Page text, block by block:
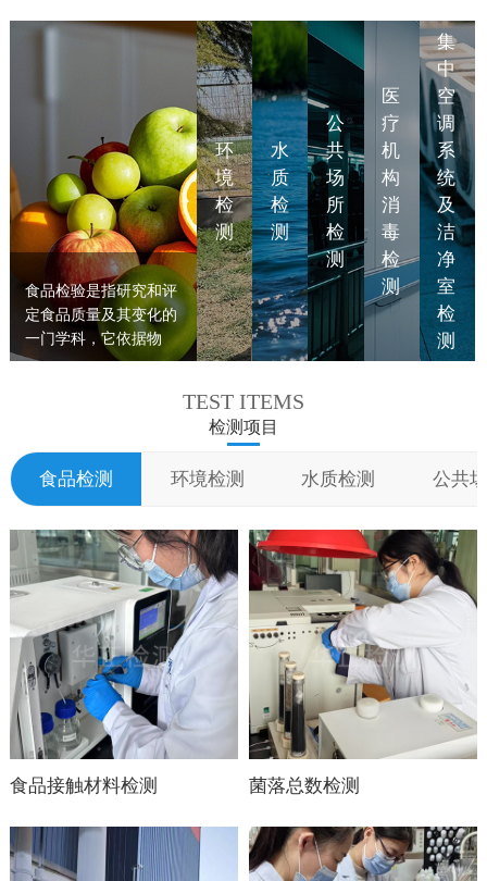
食品检验是指研究和评
定食品质量及其变化的
一门学科，它依据物
理、化学、生物化学的
卫生/安全标准，对食
品原料、辅助材料、半
成品、成品及副产品的
质量进行检验，以确保
产品质量合格。
环
境
检
测
水
质
检
测
公
共
场
所
检
测
医
疗
机
构
消
毒
检
测
集
中
空
调
系
统
及
洁
净
室
检
测
TEST ITEMS
检测项目
食品检测 环境检测 水质检测 公共
食品接触材料检测 菌落总数检测